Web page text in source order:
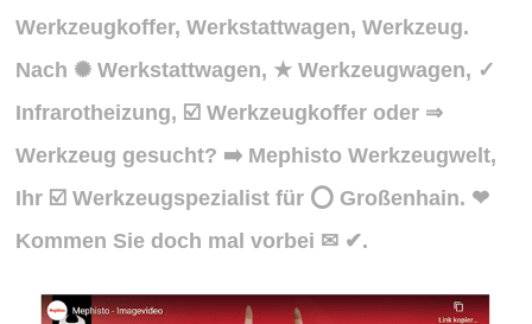
Werkzeugkoffer, Werkstattwagen, Werkzeug.
Nach ✺ Werkstattwagen, ★ Werkzeugwagen, ✓
Infrarotheizung, ☑️ Werkzeugkoffer oder ⇒
Werkzeug gesucht? ➡️ Mephisto Werkzeugwelt,
Ihr ☑️ Werkzeugspezialist für ⭕ Großenhain. ❤
Kommen Sie doch mal vorbei ✉ ✔.